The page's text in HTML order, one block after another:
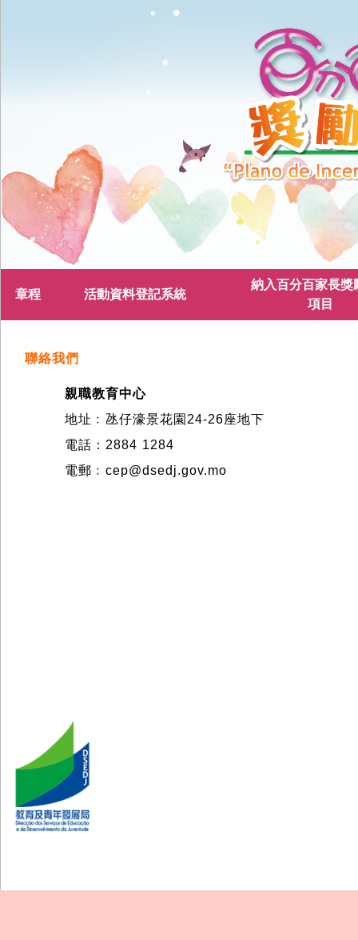
章程 活動資料登記系統
納入百分百家長獎
項目
聯絡我們
親職教育中心
地址﹕氹仔濠景花園24-26座地下
電話：2884 1284
電郵﹕cep@dsedj.gov.mo